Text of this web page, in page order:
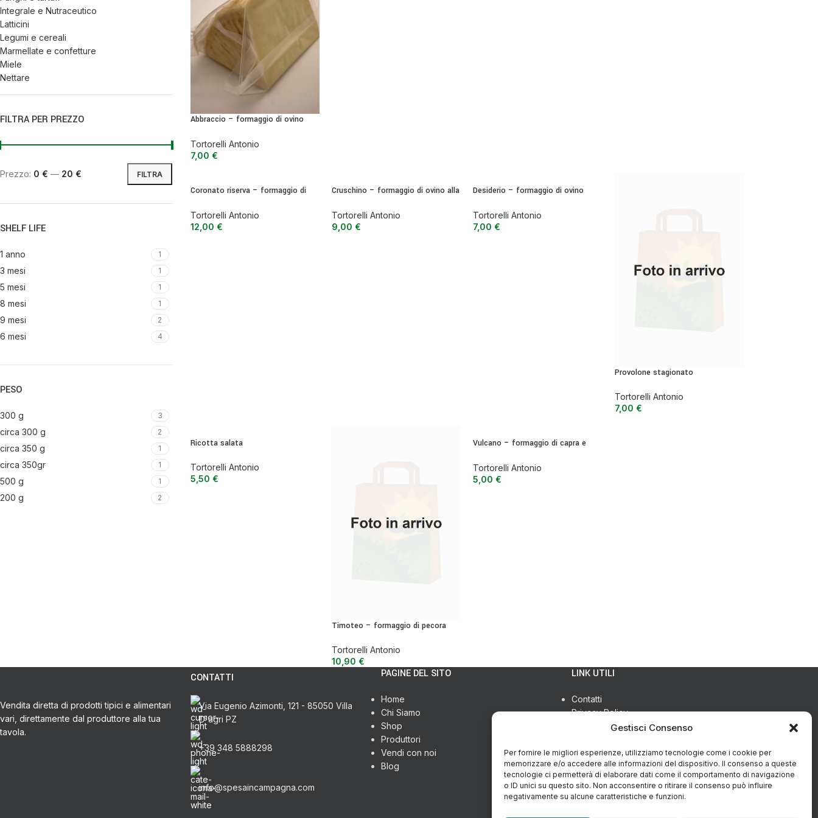
Gestisci Consenso
Per fornire le migliori esperienze, utilizziamo tecnologie come i cookie per
memorizzare e/o accedere alle informazioni del dispositivo. Il consenso a queste
tecnologie ci permetterà di elaborare dati come il comportamento di navigazione
o ID unici su questo sito. Non acconsentire o ritirare il consenso può influire
negativamente su alcune caratteristiche e funzioni.
Integrale e Nutraceutico
Latticini
Legumi e cereali
Marmellate e confetture
Miele
Nettare
Ortaggi e verdure
Peperoncino
Prodotti da forno
Sughi pronti e passate
Vari
Vino e liquori
Zuppe secche e pronte
FILTRA PER PREZZO
FILTRA
Prezzo: 0 € — 20 €
SHELF LIFE
1 anno 1
3 mesi 1
5 mesi 1
8 mesi 1
9 mesi 2
6 mesi 4
PESO
300 g 3
circa 300 g 2
circa 350 g 1
circa 350gr 1
500 g 1
200 g 2
Abbraccio – formaggio di ovino
Tortorelli Antonio
7,00 €
Coronato riserva – formaggio di
Tortorelli Antonio
12,00 €
Cruschino – formaggio di ovino alla
Tortorelli Antonio
9,00 €
Desiderio – formaggio di ovino
Tortorelli Antonio
7,00 €
Provolone stagionato
Tortorelli Antonio
7,00 €
Ricotta salata
Tortorelli Antonio
5,50 €
Timoteo – formaggio di pecora
Tortorelli Antonio
10,90 €
Vulcano – formaggio di capra e
forte
Tortorelli Antonio
5,00 €
Vendita diretta di prodotti tipici e alimentari
vari, direttamente dal produttore alla tua
tavola.
CONTATTI
Via Eugenio Azimonti, 121 - 85050 Villa
D'agri PZ
+39 348 5888298
info@spesaincampagna.com
PAGINE DEL SITO
Home
Chi Siamo
Shop
Produttori
Vendi con noi
Blog
LINK UTILI
Contatti
Privacy Policy
Cookie Policy (UE)
Richiesta restituzione